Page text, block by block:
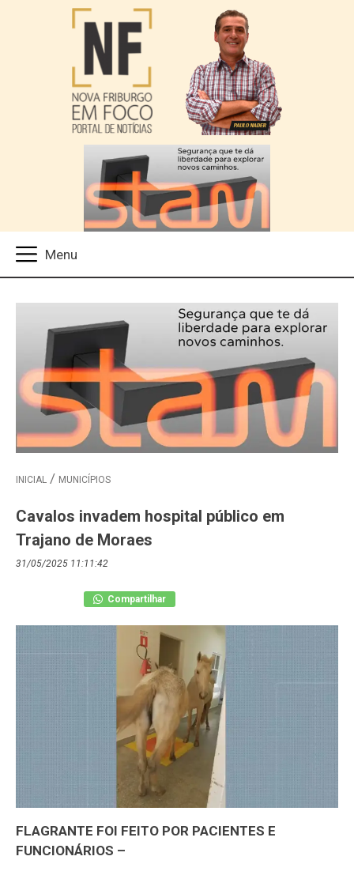
INICIAL MUNICÍPIOS
Cavalos invadem hospital público em
Trajano de Moraes
31/05/2025 11:11:42
Compartilhar
FLAGRANTE FOI FEITO POR PACIENTES E
FUNCIONÁRIOS –